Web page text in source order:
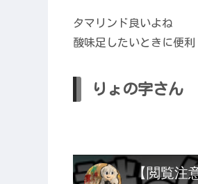
タマリンド良いよね
酸味足したいときに便利
りょの字さん